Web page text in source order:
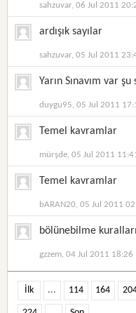
sahzuvar, 06 Jul 2011
ardışık sayılar
sahzuvar, 05 Jul 2011
Yarın Sınavım var
duygu95, 05 Jul 2011
Temel kavramlar
mürşde, 05 Jul 2011
Temel kavramlar
bARAN20, 05 Jul 2011
bölünebilme
gzzem, 04 Jul 2011 18:26
İlk ... 114 164